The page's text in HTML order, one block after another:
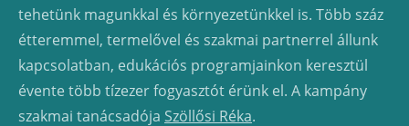
tehetünk magunkkal és környezetünkkel is. Több száz
étteremmel, termelővel és szakmai partnerrel állunk
kapcsolatban, edukációs programjainkon keresztül
évente több tízezer fogyasztót érünk el. A kampány
szakmai tanácsadója Szöllősi Réka.